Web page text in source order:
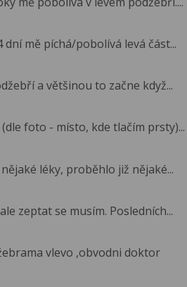
mě píchá/pobolívá levá část...
a většinou to začne když...
foto - místo, kde tlačím prsty)...
léky, proběhlo již nějaké...
zeptat se musím. Posledních...
vlevo ,obvodni doktor